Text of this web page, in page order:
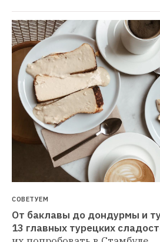
СОВЕТУЕМ
От баклавы до дондурмы и
13 главных турецких